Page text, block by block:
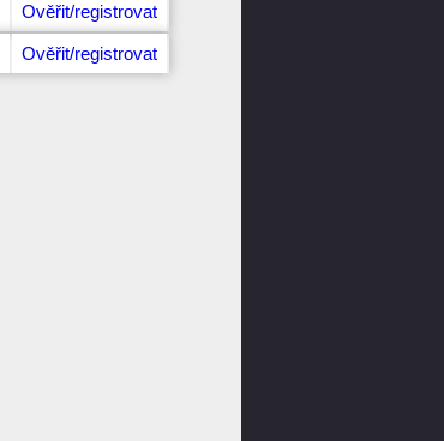
Ověřit/registrovat
Ověřit/registrovat